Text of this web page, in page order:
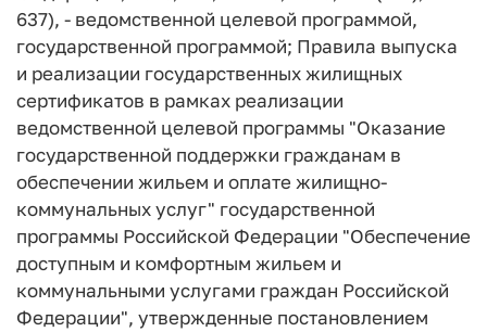
637), - ведомственной целевой программой,
государственной программой; Правила выпуска
и реализации государственных жилищных
сертификатов в рамках реализации
ведомственной целевой программы "Оказание
государственной поддержки гражданам в
обеспечении жильем и оплате жилищно-
коммунальных услуг" государственной
программы Российской Федерации "Обеспечение
доступным и комфортным жильем и
коммунальными услугами граждан Российской
Федерации", утвержденные постановлением